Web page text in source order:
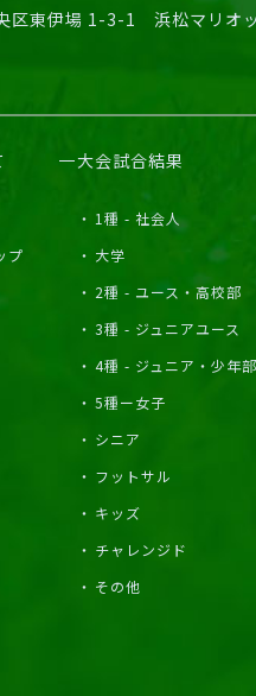
区東伊場 1-3-1 浜松マリオ
プ
大会試合結果
1種 - 社会人
大学
2種 - ユース・高校部
3種 - ジュニアユース
4種 - ジュニア・少年部
5種ー女子
シニア
フットサル
キッズ
チャレンジド
その他